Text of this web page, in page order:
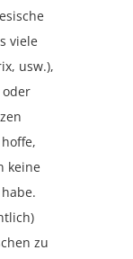
viele
usw.),
keine
zu